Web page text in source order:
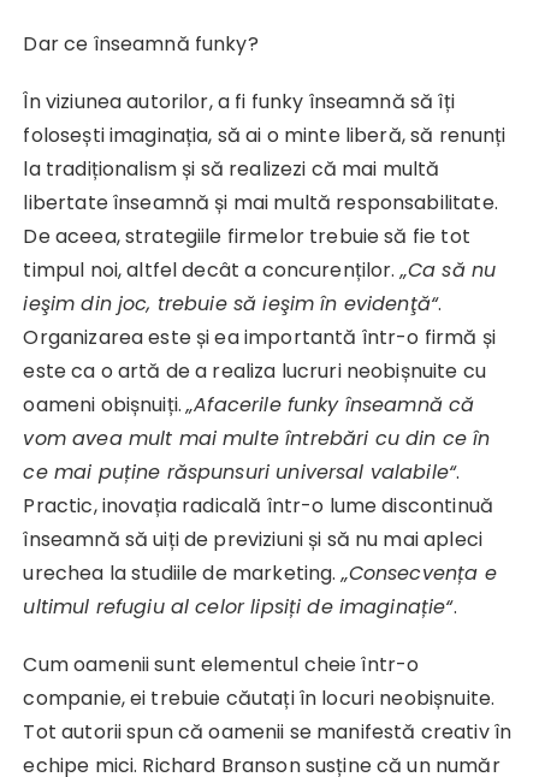
Dar ce înseamnă funky?
În viziunea autorilor, a fi funky înseamnă să îți
folosești imaginația, să ai o minte liberă, să renunți
la tradiționalism și să realizezi că mai multă
libertate înseamnă și mai multă responsabilitate.
De aceea, strategiile firmelor trebuie să fie tot
timpul noi, altfel decât a concurenților.„Ca să nu
ieşim din joc, trebuie să ieşim în evidenţă“.
Organizarea este și ea importantă într-o firmă și
este ca o artă de a realiza lucruri neobișnuite cu
oameni obișnuiți.„Afacerile funky înseamnă că
vom avea mult mai multe întrebări cu din ce în
ce mai puține răspunsuri universal valabile“.
Practic, inovația radicală într-o lume discontinuă
înseamnă să uiți de previziuni și să nu mai apleci
urechea la studiile de marketing.„Consecvența e
ultimul refugiu al celor lipsiți de imaginație“.
Cum oamenii sunt elementul cheie într-o
companie, ei trebuie căutați în locuri neobișnuite.
Tot autorii spun că oamenii se manifestă creativ în
echipe mici. Richard Branson susține că un număr